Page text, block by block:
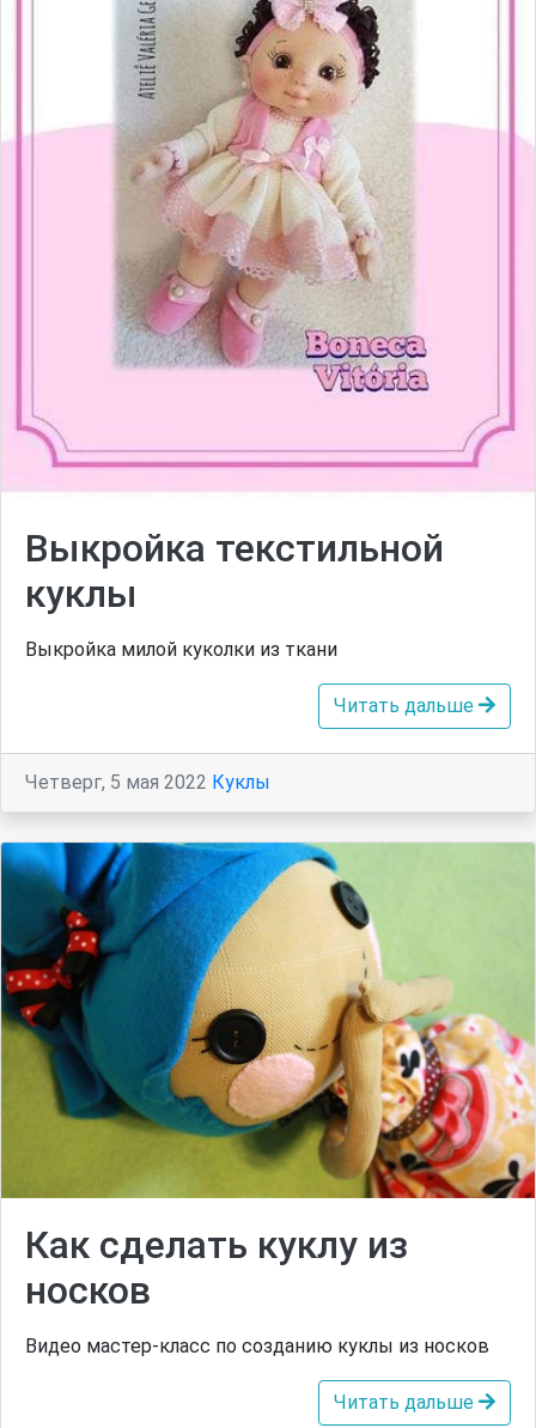
Выкройка текстильной
куклы
Выкройка милой куколки из ткани
Читать дальше
Четверг, 5 мая 2022 Куклы
Как сделать куклу из
носков
Видео мастер-класс по созданию куклы из носков
Читать дальше